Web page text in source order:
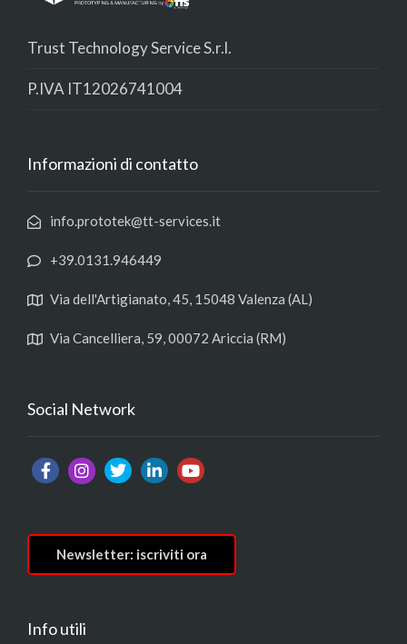
Trust Technology Service S.r.l.
P.IVA IT12026741004
Informazioni di contatto
info.prototek@tt-services.it
+39.0131.946449
Via dell'Artigianato, 45, 15048 Valenza (AL)
Via Cancelliera, 59, 00072 Ariccia (RM)
Social Network
Newsletter: iscriviti ora
Info utili